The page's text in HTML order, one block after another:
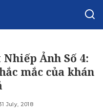
Ảnh Số 4:
mắc của khán
July, 2018